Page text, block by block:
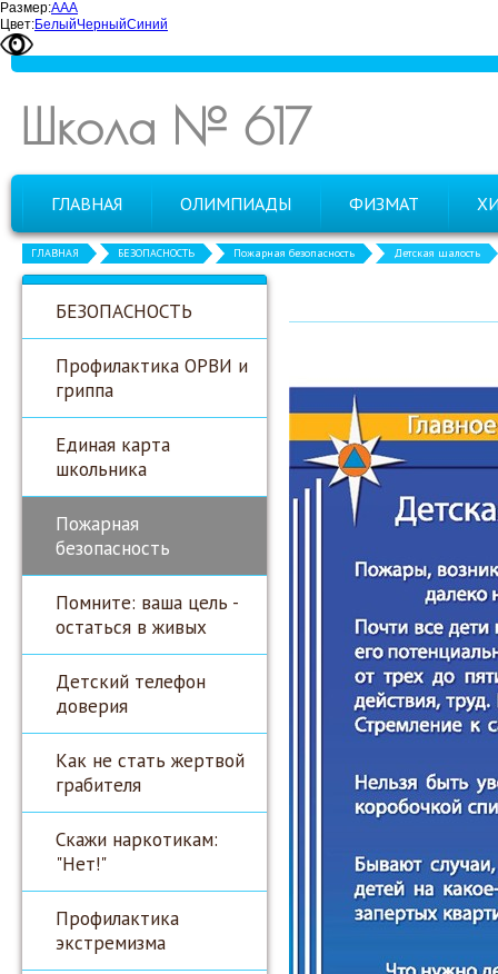
Размер:ААА
Цвет:БелыйЧерныйСиний
Школа № 617
ГЛАВНАЯ ОЛИМПИАДЫ ФИЗМАТ
ГЛАВНАЯ БЕЗОПАСНОСТЬ Пожарная безопасность Детская шалость
БЕЗОПАСНОСТЬ
Профилактика ОРВИ и
гриппа
Единая карта
школьника
Пожарная
безопасность
Помните: ваша цель -
остаться в живых
Детский телефон
доверия
Как не стать жертвой
грабителя
Скажи наркотикам:
"Нет!"
Профилактика
экстремизма